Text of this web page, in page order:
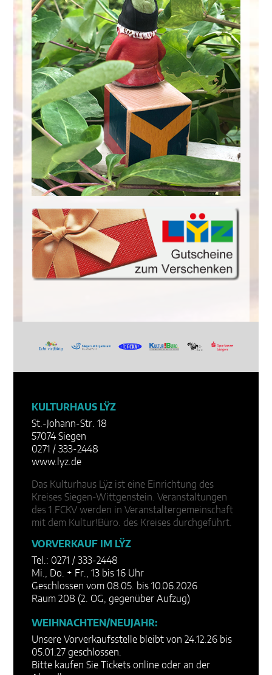
KULTURHAUS LŸZ
St.-Johann-Str. 18
57074 Siegen
0271 / 333-2448
www.lyz.de
Das Kulturhaus Lÿz ist eine Einrichtung des
Kreises Siegen-Wittgenstein. Veranstaltungen
des 1.FCKV werden in Veranstaltergemeinschaft
mit dem Kultur!Büro. des Kreises durchgeführt.
VORVERKAUF IM LŸZ
Tel.: 0271 / 333-2448
Mi., Do. + Fr., 13 bis 16 Uhr
Geschlossen vom 08.05. bis 10.06.2026
Raum 208 (2. OG, gegenüber Aufzug)
WEIHNACHTEN/NEUJAHR:
Unsere Vorverkaufsstelle bleibt von 24.12.26 bis
05.01.27 geschlossen.
Bitte kaufen Sie Tickets online oder an der